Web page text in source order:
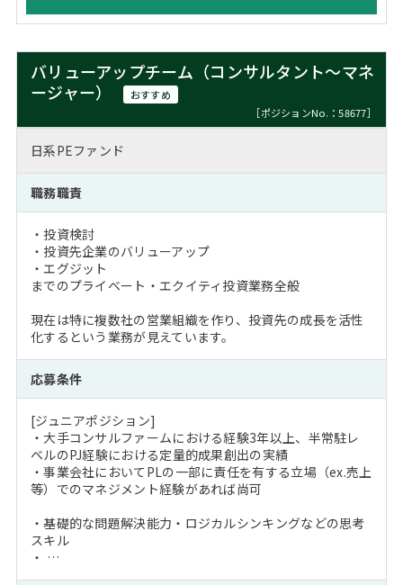
バリューアップチーム（コンサルタント～マネ
ージャー）
おすすめ
［ポジションNo.：58677］
日系PEファンド
職務職責
・投資検討
・投資先企業のバリューアップ
・エグジット
までのプライベート・エクイティ投資業務全般
現在は特に複数社の営業組織を作り、投資先の成長を活性
化するという業務が見えています。
応募条件
[ジュニアポジション]
・大手コンサルファームにおける経験3年以上、半常駐レ
ベルのPJ経験における定量的成果創出の実績
・事業会社においてPLの一部に責任を有する立場（ex.売上
等）でのマネジメント経験があれば尚可
・基礎的な問題解決能力・ロジカルシンキングなどの思考
スキル
・ …